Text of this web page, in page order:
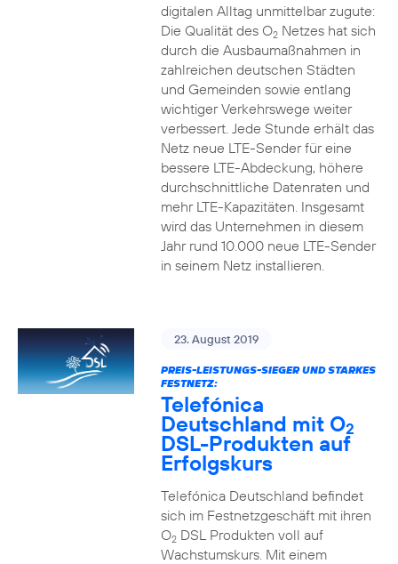
digitalen Alltag unmittelbar zugute:
Die Qualität des O2Netzes hat sich
durch die Ausbaumaßnahmen in
zahlreichen deutschen Städten
und Gemeinden sowie entlang
wichtiger Verkehrswege weiter
verbessert. Jede Stunde erhält das
Netz neue LTE-Sender für eine
bessere LTE-Abdeckung, höhere
durchschnittliche Datenraten und
mehr LTE-Kapazitäten. Insgesamt
wird das Unternehmen in diesem
Jahr rund 10.000 neue LTE-Sender
in seinem Netz installieren.
23. August 2019
PREIS-LEISTUNGS-SIEGER UND STARKES
FESTNETZ:
Telefónica
Deutschland mit O2
DSL-Produkten auf
Erfolgskurs
Telefónica Deutschland befindet
sich im Festnetzgeschäft mit ihren
O2DSL Produkten voll auf
Wachstumskurs. Mit einem